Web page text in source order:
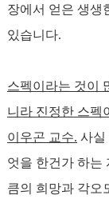
장에서 얻은 생생
있습니다.
스펙이라는 것이
니라 진정한 스펙
이우곤 교수. 사실
엇을 한건가 하는
큼의 희망과 각오